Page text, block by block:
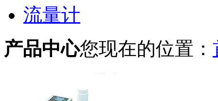
流量计
产品中心您现在的位置：